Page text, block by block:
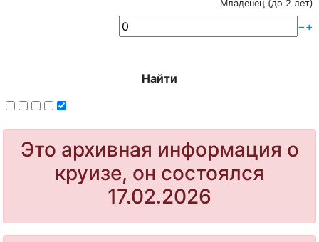
Младенец (до 2 лет)
−+
Найти
Это архивная информация о
круизе, он состоялся
17.02.2026